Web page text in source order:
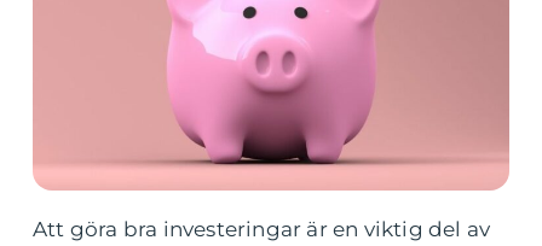
Att göra bra investeringar är en viktig del av